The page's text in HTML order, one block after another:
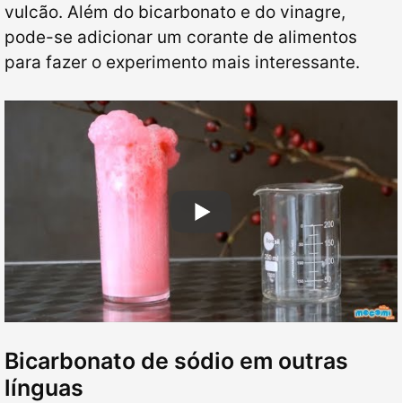
vulcão. Além do bicarbonato e do vinagre,
pode-se adicionar um corante de alimentos
para fazer o experimento mais interessante.
Bicarbonato de sódio em outras
línguas